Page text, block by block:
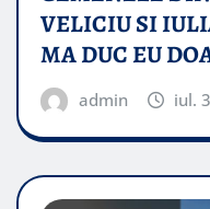
VELICIU SI
MA DUC EU
admin iul.